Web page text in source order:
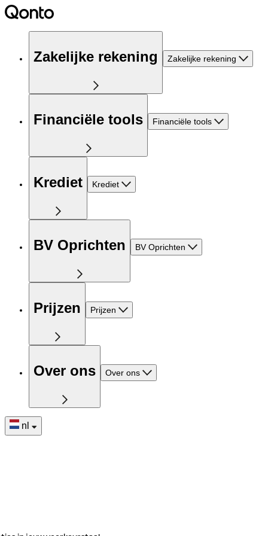
Zakelijke rekening Zakelijke rekening
Financiële tools Financiële tools
Krediet Krediet
BV Oprichten BV Oprichten
Prijzen Prijzen
Over ons Over ons
nl